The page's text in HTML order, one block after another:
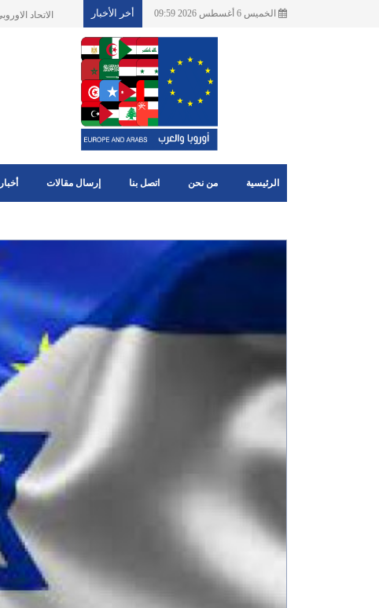
الخميس 6 أغسطس 2026 09:59 أخر الأخبار اخبارهامة
الرئيسية من نحن اتصل بنا إرسال مقالات